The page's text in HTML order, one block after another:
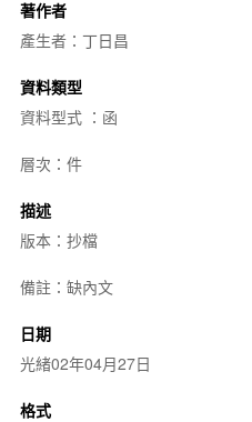
著作者
產生者：丁日昌
資料類型
資料型式 ：函
層次：件
描述
版本：抄檔
備註：缺內文
日期
光緒02年04月27日
格式